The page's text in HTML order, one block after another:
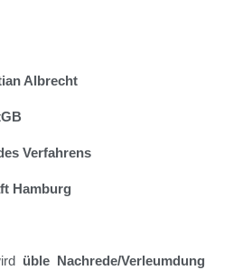
Albrecht
Verfahrens
Hamburg
üble Nachrede/Verleumdung